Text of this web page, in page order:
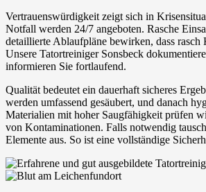
Vertrauenswürdigkeit zeigt sich in
Notfall werden 24/7 angeboten. Rasche
detaillierte Ablaufpläne bewirken, dass rasch
Unsere Tatortreiniger Sonsbeck
informieren Sie fortlaufend.
Qualität bedeutet ein dauerhaft sicheres
werden umfassend gesäubert, und danach
Materialien mit hoher Saugfähigkeit prüfen
von Kontaminationen. Falls notwendig
Elemente aus. So ist eine vollständige